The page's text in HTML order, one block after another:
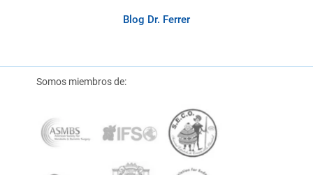
Blog Dr. Ferrer
Somos miembros de: